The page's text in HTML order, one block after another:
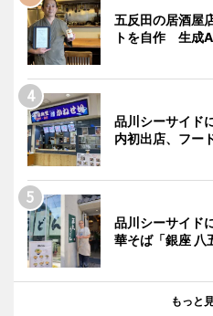
五反田の居酒屋
トを自作 生成
品川シーサイド
内初出店、フー
品川シーサイド
華そば「銀座 八
もっと